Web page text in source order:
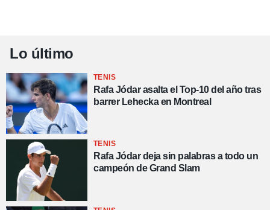
Lo último
TENIS
Rafa Jódar asalta el Top-10 del año tras
barrer Lehecka en Montreal
TENIS
Rafa Jódar deja sin palabras a todo un
campeón de Grand Slam